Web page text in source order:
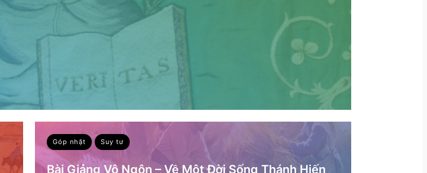
Góp nhặt Suy tư
Bài Giảng Vô Ngôn – Về Một Đời Sống Thánh Hiến